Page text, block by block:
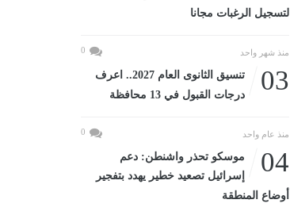
لتسجيل الرغبات مجانا
منذ شهر واحد 0
03
تنسيق الثانوى العام 2027.. اعرف
درجات القبول في 13 محافظة
منذ عام واحد 0
04
موسكو تحذر واشنطن: دعم
إسرائيل تصعيد خطير يهدد بتفجير
أوضاع المنطقة